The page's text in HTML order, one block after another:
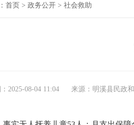
首页 > 政务公开 > 社会救助
：2025-08-04 11:04 来源：明溪县民政